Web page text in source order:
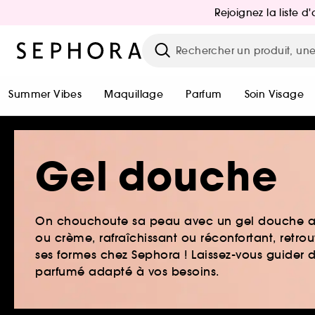
Rejoignez la liste
Summer Vibes Maquillage Parfum Soin Visage
Gel douche
On chouchoute sa peau avec un gel douche
ou crème, rafraîchissant ou réconfortant,
ses formes chez Sephora ! Laissez-vous
parfumé adapté à vos besoins.